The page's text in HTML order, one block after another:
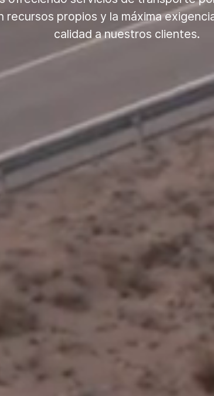
recursos propios y la máxima
calidad a nuestros clientes.